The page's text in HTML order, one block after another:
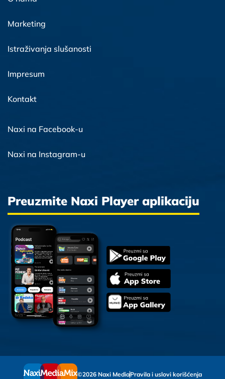
Marketing
Istraživanja slušanosti
Impresum
Kontakt
Naxi na Facebook-u
Naxi na Instagram-u
Preuzmite Naxi Player aplikaciju
©2026 Naxi MediaPravila i uslovi korišćenja